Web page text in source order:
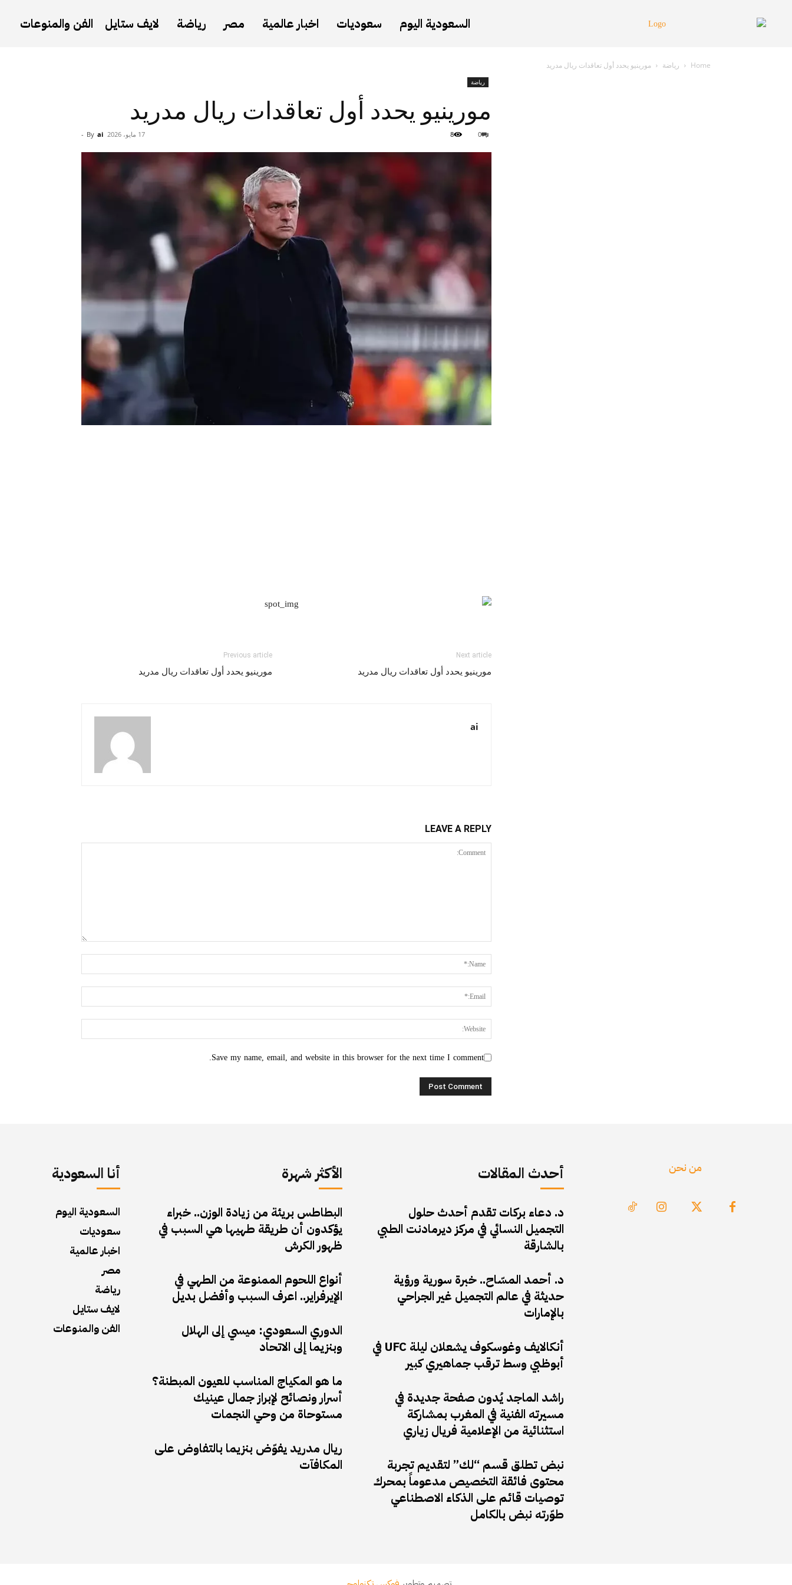
السعودية اليوم سعوديات اخبار عالمية مصر رياضة لايف ستايل الفن والمنوعات
Home رياضة مورينيو يحدد أول تعاقدات ريال مدريد
رياضة
مورينيو يحدد أول تعاقدات ريال مدريد
By ai
- 17 مايو، 2026 0
8
Previous article
مورينيو يحدد أول تعاقدات ريال مدريد
Next article
مورينيو يحدد أول تعاقدات ريال مدريد
ai
LEAVE A REPLY
Save my name, email, and website in this browser for the next time I comment.
أنا السعودية
السعودية اليوم
سعوديات
اخبار عالمية
مصر
رياضة
لايف ستايل
الفن والمنوعات
الأكثر شهرة
البطاطس بريئة من زيادة الوزن.. خبراء
يؤكدون أن طريقة طهيها هي السبب في
ظهور الكرش
أنواع اللحوم الممنوعة من الطهي في
الإيرفراير.. اعرف السبب وأفضل بديل
الدوري السعودي: ميسي إلى الهلال
وبنزيما إلى الاتحاد
ما هو المكياج المناسب للعيون المبطنة؟
أسرار ونصائح لإبراز جمال عينيك
مستوحاة من وحي النجمات
ريال مدريد يفوّض بنزيما بالتفاوض على
المكافآت
أحدث المقالات
د. دعاء بركات تقدم أحدث حلول
التجميل النسائي في مركز ديرمادنت الطبي
بالشارقة
د. أحمد المسّاح.. خبرة سورية ورؤية
حديثة في عالم التجميل غير الجراحي
بالإمارات
أنكالايف وغوسكوف يشعلان ليلة UFC في
أبوظبي وسط ترقب جماهيري كبير
راشد الماجد يُدون صفحة جديدة في
مسيرته الفنية في المغرب بمشاركة
استثنائية من الإعلامية فريال زياري
نبض تطلق قسم “لك” لتقديم تجربة
محتوى فائقة التخصيص مدعوماً بمحرك
توصيات قائم على الذكاء الاصطناعي
طوّرته نبض بالكامل
من نحن